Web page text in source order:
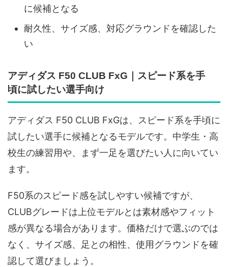
に候補となる
耐久性、サイズ感、対応グラウンドを確認した
い
アディダス F50 CLUB FxG｜スピード系を手
頃に試したい選手向け
アディダス F50 CLUB FxGは、スピード系を手頃に
試したい選手に候補となるモデルです。中学生・高
校生の練習用や、まず一足を選びたい人に向いてい
ます。
F50系のスピード感を試しやすい候補ですが、
CLUBグレードは上位モデルとは素材感やフィット
感が異なる場合があります。価格だけで選ぶのでは
なく、サイズ感、足との相性、使用グラウンドを確
認して選びましょう。